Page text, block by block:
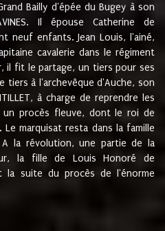
Bailly d'épée du Bugey à son
Il épouse Catherine de
neuf enfants. Jean Louis, l'ainé,
cavalerie dans le régiment
il fit le partage, un tiers pour ses
tiers à l'archevêque d'Auche, son
à charge de reprendre les
procès fleuve, dont le roi de
marquisat resta dans la famille
A la révolution, une partie de la
la fille de Louis Honoré de
la suite du procès de l'énorme